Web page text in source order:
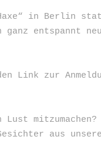
in Berlin
ganz entspannt
zur
mitzumachen?
aus